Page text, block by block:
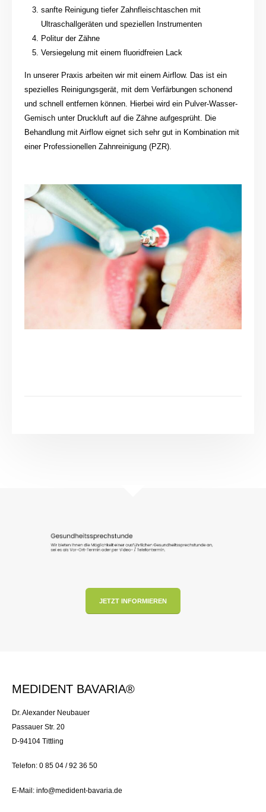
sanfte Reinigung tiefer Zahnfleischtaschen mit
Ultraschallgeräten und speziellen Instrumenten
Politur der Zähne
Versiegelung mit einem fluoridfreien Lack
In unserer Praxis arbeiten wir mit einem Airflow. Das ist ein
spezielles Reinigungsgerät, mit dem Verfärbungen schonend
und schnell entfernen können. Hierbei wird ein Pulver-Wasser-
Gemisch unter Druckluft auf die Zähne aufgesprüht. Die
Behandlung mit Airflow eignet sich sehr gut in Kombination mit
einer Professionellen Zahnreinigung (PZR).
JETZT INFORMIEREN
MEDIDENT BAVARIA®
Dr. Alexander Neubauer
Passauer Str. 20
D-94104 Tittling
Telefon: 0 85 04 / 92 36 50
E-Mail: info@medident-bavaria.de